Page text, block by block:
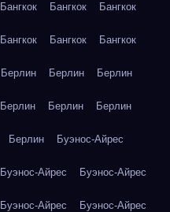
Бангкок Бангкок Бангкок
Бангкок Бангкок Бангкок
Берлин Берлин Берлин
Берлин Берлин Берлин
Берлин Буэнос-Айрес
Буэнос-Айрес Буэнос-Айрес
Буэнос-Айрес Буэнос-Айрес